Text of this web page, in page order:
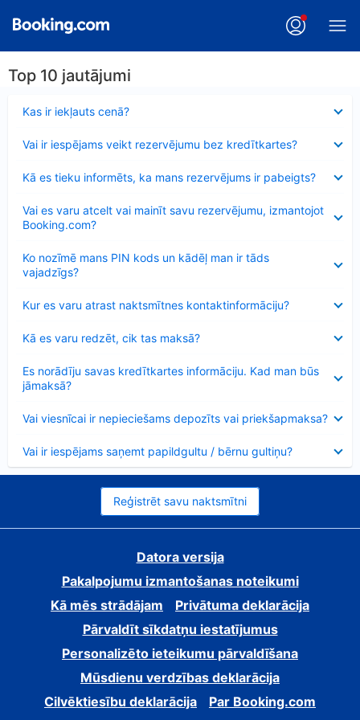
Top 10 jautājumi
Kas ir iekļauts cenā?
Vai ir iespējams veikt rezervējumu bez kredītkartes?
Kā es tieku informēts, ka mans rezervējums ir pabeigts?
Vai es varu atcelt vai mainīt savu rezervējumu, izmantojot
Booking.com?
Ko nozīmē mans PIN kods un kādēļ man ir tāds
vajadzīgs?
Kur es varu atrast naktsmītnes kontaktinformāciju?
Kā es varu redzēt, cik tas maksā?
Es norādīju savas kredītkartes informāciju. Kad man būs
jāmaksā?
Vai viesnīcai ir nepieciešams depozīts vai priekšapmaksa?
Vai ir iespējams saņemt papildgultu / bērnu gultiņu?
Reģistrēt savu naktsmītni
Datora versija
Pakalpojumu izmantošanas noteikumi
Kā mēs strādājam
Privātuma deklarācija
Pārvaldīt sīkdatņu iestatījumus
Personalizēto ieteikumu pārvaldīšana
Mūsdienu verdzības deklarācija
Cilvēktiesību deklarācija
Par Booking.com